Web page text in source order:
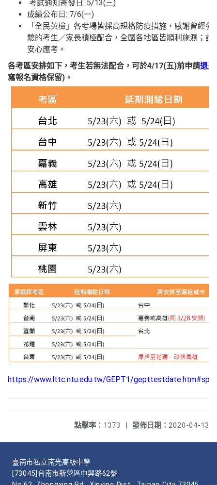
考試通知寄發日: 5/13(三)
成績公布日: 7/6(一)
「全民英檢」各考場皆採高規格防疫措施， 感謝曾經參
驗的考生／家長積極配合，全國各地區皆順利施測； 請
安心應考。
各考區安排如下，考生若無法配合，可於4/17(五)前申請退費
寫報名資格保留)。
https://www.lttc.ntu.edu.tw/GEPT1/
發佈日期： 2020-04-13
點擊率： 1373 |
臺南市私立南光高級中學
[73045]台南市新營區中興路62號